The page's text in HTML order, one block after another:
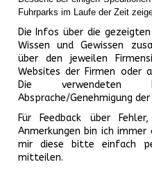
Fuhrparks im Laufe der Zeit
Die Infos über die
Wissen und Gewissen
über den jeweilen
Websites der Firmen oder
Die verwendeten
Absprache/Genehmigung
Für Feedback über
Anmerkungen bin ich
mir diese bitte einfach
mitteilen.